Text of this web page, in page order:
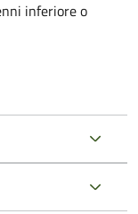
inferiore o